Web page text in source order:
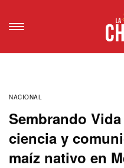
NACIONAL
Sembrando
ciencia y
maíz nativo en